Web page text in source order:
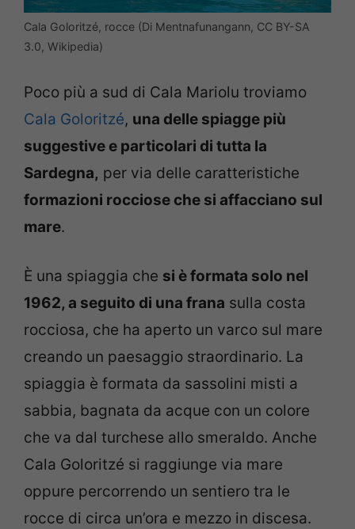
Cala Goloritzé, rocce (Di Mentnafunangann, CC BY-SA
3.0, Wikipedia)
Poco più a sud di Cala Mariolu troviamo
Cala Goloritzé, una delle spiagge più
suggestive e particolari di tutta la
Sardegna, per via delle caratteristiche
formazioni rocciose che si affacciano sul
mare.
È una spiaggia che si è formata solo nel
1962, a seguito di una frana sulla costa
rocciosa, che ha aperto un varco sul mare
creando un paesaggio straordinario. La
spiaggia è formata da sassolini misti a
sabbia, bagnata da acque con un colore
che va dal turchese allo smeraldo. Anche
Cala Goloritzé si raggiunge via mare
oppure percorrendo un sentiero tra le
rocce di circa un’ora e mezzo in discesa.